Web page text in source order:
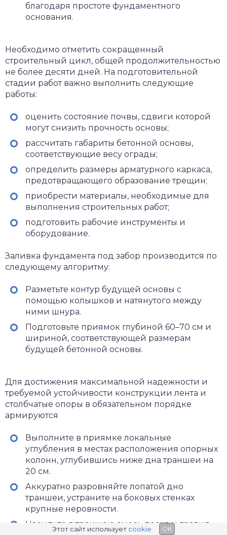
благодаря простоте фундаментного
основания.
Необходимо отметить сокращенный
строительный цикл, общей продолжительностью
не более десяти дней. На подготовительной
стадии работ важно выполнить следующие
работы:
оценить состояние почвы, сдвиги которой
могут снизить прочность основы;
рассчитать габариты бетонной основы,
соответствующие весу ограды;
определить размеры арматурного каркаса,
предотвращающего образование трещин;
приобрести материалы, необходимые для
выполнения строительных работ;
подготовить рабочие инструменты и
оборудование.
Заливка фундамента под забор производится по
следующему алгоритму:
Разметьте контур будущей основы с
помощью колышков и натянутого между
ними шнура.
Подготовьте приямок глубиной 60–70 см и
шириной, соответствующей размерам
будущей бетонной основы.
Для достижения максимальной надежности и
требуемой устойчивости конструкции лента и
столбчатые опоры в обязательном порядке
армируются
Выполните в приямке локальные
углубления в местах расположения опорных
колонн, углубившись ниже дна траншеи на
20 см.
Аккуратно разровняйте лопатой дно
траншеи, устраните на боковых стенках
крупные неровности.
Насыпьте в траншею смесь песка и гравия,
Этот сайт использует cookie OK